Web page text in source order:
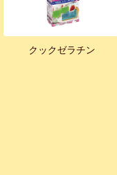
クックゼラチン